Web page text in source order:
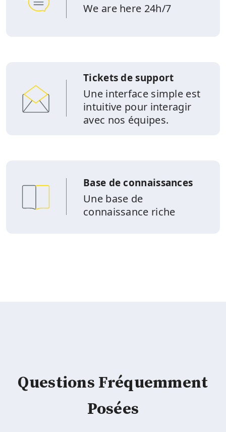
We are here 24h/7
Tickets de support
Une interface simple est
intuitive pour interagir
avec nos équipes.
Base de connaissances
Une base de
connaissance riche
Questions Fréquemment
Posées